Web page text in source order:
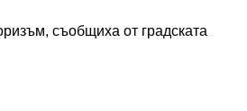
съобщиха от градската